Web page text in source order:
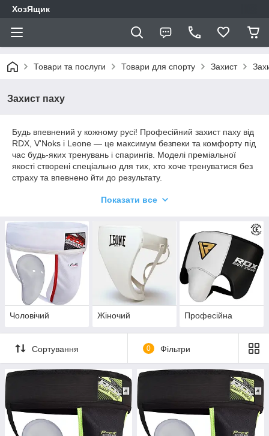
ХозЯщик
Товари та послуги Товари для спорту Захист
Захист паху
Будь впевнений у кожному русі! Професійний захист паху від
RDX, V'Noks і Leone — це максимум безпеки та комфорту під
час будь-яких тренувань і спарингів. Моделі преміальної
якості створені спеціально для тих, хто хоче тренуватися без
страху та впевнено йти до результату.
• надійно поглинати удари,
• не заважати рухам,
• слугувати довго навіть у разі інтенсивних навантажень.
Еластичні пояси, анатомічна форма та міцні матеріали
забезпечують впевнений захист як новачкам, так і
досвідченим бійцям.
💥 Тренуйся безпечно. Рухайся вільно. Вибирай найкраще —
RDX, V'Noks або Leone.
Показати все
Чоловічий Жіночий Професійна
Сортування 0 Фільтри